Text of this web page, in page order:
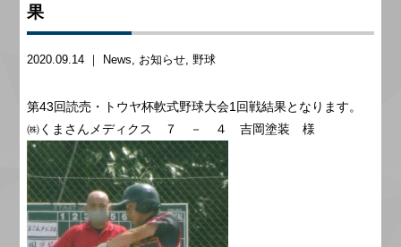
果
2020.09.14 ｜ News お知らせ 野球
第43回読売・トウヤ杯軟式野球大会1回戦結果となります。
㈱くまさんメディクス ７ － ４ 吉岡塗装 様